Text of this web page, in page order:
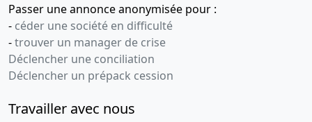
Passer une annonce anonymisée pour :
- céder une société en difficulté
-trouver un manager de crise
Déclencher une conciliation
Déclencher un prépack cession
Travailler avec nous